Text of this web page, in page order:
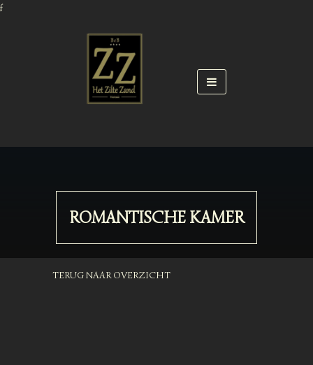
f
ROMANTISCHE KAMER
TERUG NAAR OVERZICHT